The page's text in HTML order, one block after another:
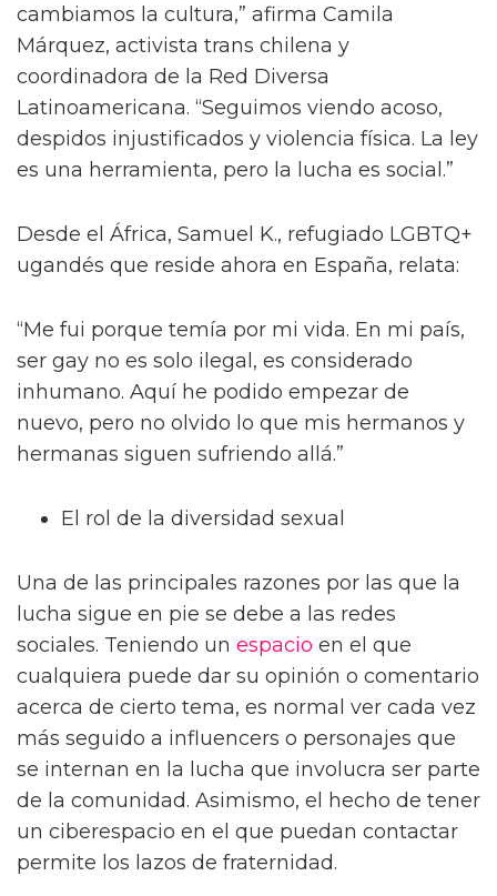
cambiamos la cultura,” afirma Camila
Márquez, activista trans chilena y
coordinadora de la Red Diversa
Latinoamericana. “Seguimos viendo acoso,
despidos injustificados y violencia física. La ley
es una herramienta, pero la lucha es social.”
Desde el África, Samuel K., refugiado LGBTQ+
ugandés que reside ahora en España, relata:
“Me fui porque temía por mi vida. En mi país,
ser gay no es solo ilegal, es considerado
inhumano. Aquí he podido empezar de
nuevo, pero no olvido lo que mis hermanos y
hermanas siguen sufriendo allá.”
El rol de la diversidad sexual
Una de las principales razones por las que la
lucha sigue en pie se debe a las redes
sociales. Teniendo un espacio en el que
cualquiera puede dar su opinión o comentario
acerca de cierto tema, es normal ver cada vez
más seguido a influencers o personajes que
se internan en la lucha que involucra ser parte
de la comunidad. Asimismo, el hecho de tener
un ciberespacio en el que puedan contactar
permite los lazos de fraternidad.